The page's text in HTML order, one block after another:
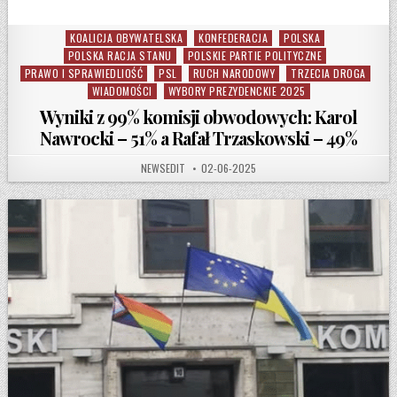
Posted in
KOALICJA OBYWATELSKA KONFEDERACJA
POLSKA
POLSKA RACJA STANU
POLSKIE PARTIE POLITYCZNE
PRAWO I SPRAWIEDLIOŚĆ
PSL RUCH NARODOWY
TRZECIA DROGA
WIADOMOŚCI
WYBORY PREZYDENCKIE 2025
Wyniki z 99% komisji obwodowych: Karol
Nawrocki – 51% a Rafał Trzaskowski – 49%
AUTHOR:
NEWSEDIT PUBLISHED DATE:
02-06-2025